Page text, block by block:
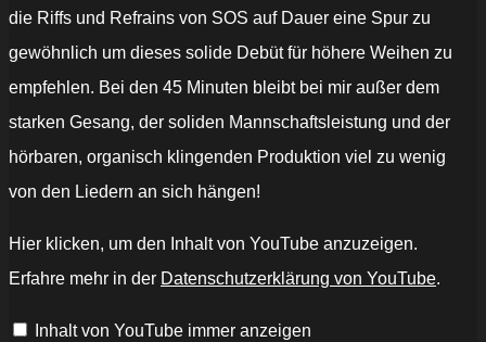
die Riffs und Refrains von SOS auf Dauer eine Spur zu
gewöhnlich um dieses solide Debüt für höhere Weihen zu
empfehlen. Bei den 45 Minuten bleibt bei mir außer dem
starken Gesang, der soliden Mannschaftsleistung und der
hörbaren, organisch klingenden Produktion viel zu wenig
von den Liedern an sich hängen!
„SORCERESS
OF
-
Virtue
Hier klicken, um den Inhalt von YouTube anzuzeigen.
Erfahre mehr in der Datenschutzerklärung von YouTube.
Inhalt von YouTube immer anzeigen